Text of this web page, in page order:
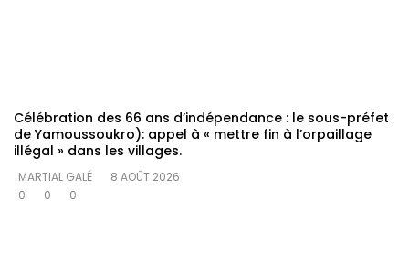
Célébration des 66 ans d’indépendance : le sous-préfet
de Yamoussoukro): appel à « mettre fin à l’orpaillage
illégal » dans les villages.
MARTIAL GALÉ
8 AOÛT 2026
0
0 0